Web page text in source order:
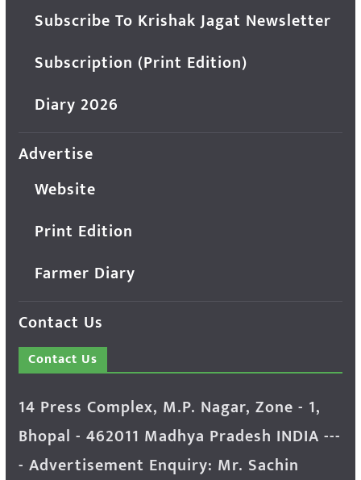
Subscribe To Krishak Jagat Newsletter
Subscription (Print Edition)
Diary 2026
Advertise
Website
Print Edition
Farmer Diary
Contact Us
Contact Us
14 Press Complex, M.P. Nagar, Zone - 1,
Bhopal - 462011 Madhya Pradesh INDIA ---
- Advertisement Enquiry: Mr. Sachin